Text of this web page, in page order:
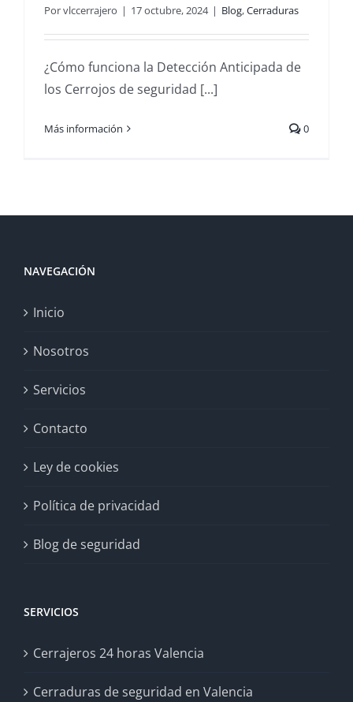
Porvlccerrajero | 17 octubre, 2024 | Blog,Cerraduras
¿Cómo funciona la Detección Anticipada de
los Cerrojos de seguridad [...]
Más información 0
NAVEGACIÓN
Inicio
Nosotros
Servicios
Contacto
Ley de cookies
Política de privacidad
Blog de seguridad
SERVICIOS
Cerrajeros 24 horas Valencia
Cerraduras de seguridad en Valencia